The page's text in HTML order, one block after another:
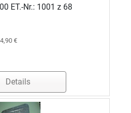
ET.-Nr.: 1001 z 68
€
Details